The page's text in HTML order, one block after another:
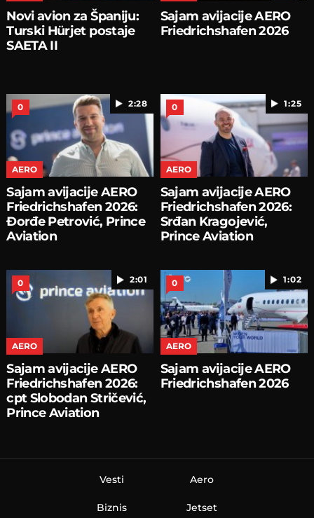
Novi avion za Španiju:
Turski Hürjet postaje
SAETA II
Sajam avijacije AERO
Friedrichshafen 2026
2:28
0
AERO
Sajam avijacije AERO
Friedrichshafen 2026:
Đorđe Petrović, Prince
Aviation
1:25
0
AERO
Sajam avijacije AERO
Friedrichshafen 2026:
Srđan Kragojević,
Prince Aviation
2:01
0
AERO
Sajam avijacije AERO
Friedrichshafen 2026:
cpt Slobodan Stričević,
Prince Aviation
1:02
0
AERO
Sajam avijacije AERO
Friedrichshafen 2026
Vesti
Biznis
Aero
Jetset